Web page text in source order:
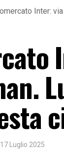
Inter:
17 Luglio 2025